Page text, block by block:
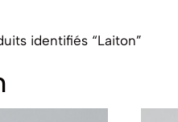
identifiés “Laiton”